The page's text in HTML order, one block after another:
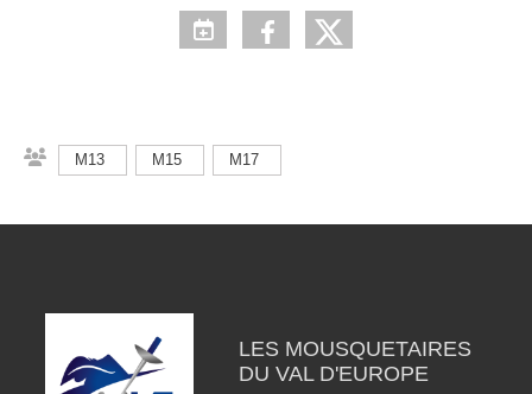
M13 M15 M17
LES MOUSQUETAIRES
DU VAL D'EUROPE